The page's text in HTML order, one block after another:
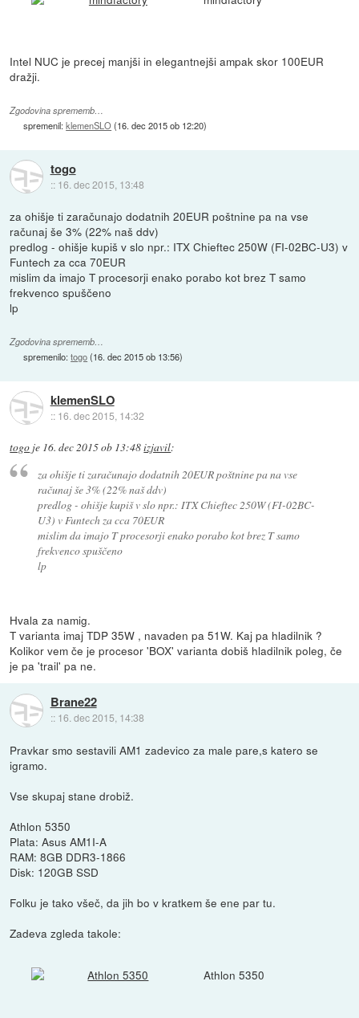
Intel NUC je precej manjši in elegantnejši ampak skor 100EUR
dražji.
Zgodovina sprememb…
spremenil:klemenSLO(16. dec 2015 ob 12:20)
togo
:: 16. dec 2015, 13:48
za ohišje ti zaračunajo dodatnih 20EUR poštnine pa na vse
računaj še 3% (22% naš ddv)
predlog - ohišje kupiš v slo npr.: ITX Chieftec 250W (FI-02BC-U3) v
Funtech za cca 70EUR
mislim da imajo T procesorji enako porabo kot brez T samo
frekvenco spuščeno
lp
Zgodovina sprememb…
spremenilo:togo(16. dec 2015 ob 13:56)
klemenSLO
:: 16. dec 2015, 14:32
togo je 16. dec 2015 ob 13:48izjavil:
za ohišje ti zaračunajo dodatnih 20EUR poštnine pa na vse
računaj še 3% (22% naš ddv)
predlog - ohišje kupiš v slo npr.: ITX Chieftec 250W (FI-02BC-
U3) v Funtech za cca 70EUR
mislim da imajo T procesorji enako porabo kot brez T samo
frekvenco spuščeno
lp
Hvala za namig.
T varianta imaj TDP 35W , navaden pa 51W. Kaj pa hladilnik ?
Kolikor vem če je procesor 'BOX' varianta dobiš hladilnik poleg, če
je pa 'trail' pa ne.
Brane22
:: 16. dec 2015, 14:38
Pravkar smo sestavili AM1 zadevico za male pare,s katero se
igramo.
Vse skupaj stane drobiž.
Athlon 5350
Plata: Asus AM1I-A
RAM: 8GB DDR3-1866
Disk: 120GB SSD
Folku je tako všeč, da jih bo v kratkem še ene par tu.
Zadeva zgleda takole:
Athlon 5350